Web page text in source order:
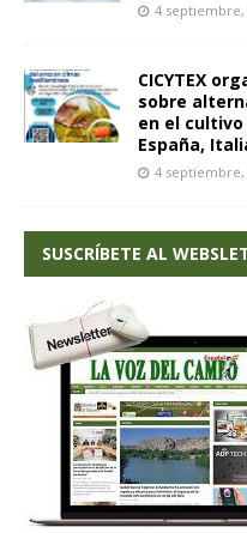
4 septiembre,
CICYTEX
sobre
en el
España,
4 septiembre,
SUSCRÍBETE AL